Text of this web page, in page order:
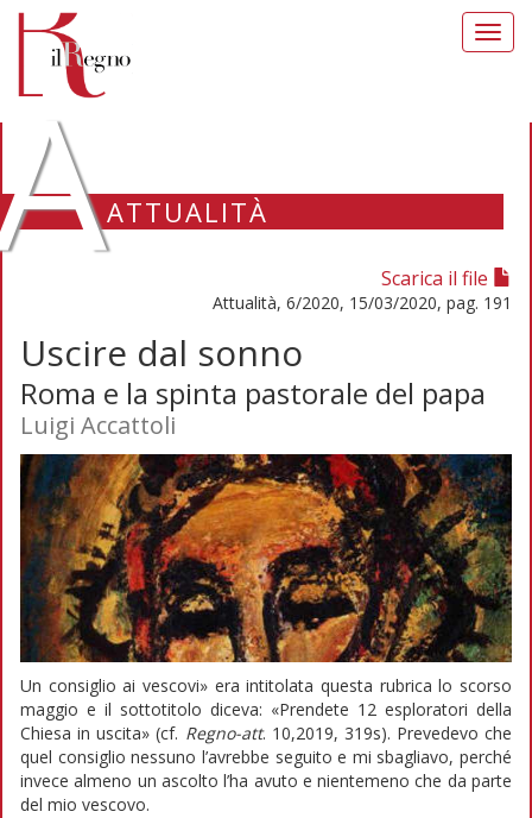
ATTUALITÀ
Scarica il file
Attualità, 6/2020, 15/03/2020, pag. 191
Uscire dal sonno
Roma e la spinta pastorale del papa
Luigi Accattoli
Un consiglio ai vescovi» era intitolata questa rubrica lo scorso
maggio e il sottotitolo diceva: «Prendete 12 esploratori della
Chiesa in uscita» (cf. Regno-att. 10,2019, 319s). Prevedevo che
quel consiglio nessuno l’avrebbe seguito e mi sbagliavo, perché
invece almeno un ascolto l’ha avuto e nientemeno che da parte
del mio vescovo.